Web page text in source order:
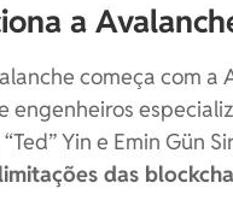
a
começa com a
engenheiros
Yin e Emin Gün
limitações das